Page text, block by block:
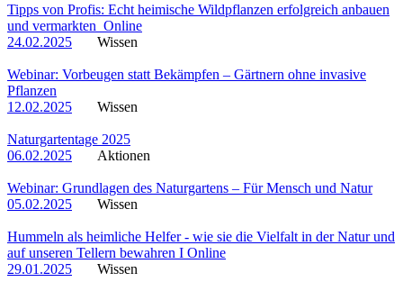
Tipps von Profis: Echt heimische Wildpflanzen erfolgreich anbauen
und vermarkten_Online
24.02.2025
Wissen
Webinar: Vorbeugen statt Bekämpfen – Gärtnern ohne invasive
Pflanzen
12.02.2025
Wissen
Naturgartentage 2025
06.02.2025
Aktionen
Webinar: Grundlagen des Naturgartens – Für Mensch und Natur
05.02.2025
Wissen
Hummeln als heimliche Helfer - wie sie die Vielfalt in der Natur und
auf unseren Tellern bewahren I Online
29.01.2025
Wissen